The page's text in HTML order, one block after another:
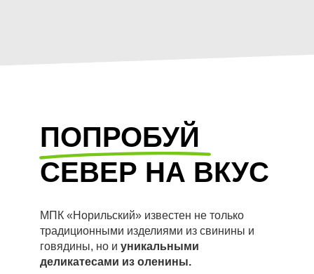
МПК «Норильский» известен не только
традиционными изделиями из свинины и
говядины, но и уникальными
деликатесами из оленины.
ПОПРОБУЙ
СЕВЕР НА ВКУС